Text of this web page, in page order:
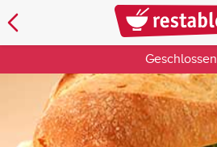
Geschlossen